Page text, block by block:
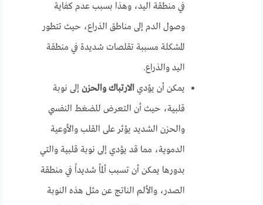
في منطقة اليد، وهذا بسبب عدم كفاية
وصول الدم إلى مناطق الذراع، حيث تتطور
المشكلة مسببة تقلصات شديدة في منطقة
اليد والذراع.
يمكن أن يؤديالارتباك والحزن إلى نوبة
قلبية، حيث أن التعرض للضغط النفسي
والحزن الشديد يؤثر على القلب والأوعية
الدموية، مما قد يؤدي إلى نوبة قلبية والتي
بدورها يمكن أن تسبب ألماً شديداً في منطقة
الصدر، والألم الناتج عن مثل هذه النوبة